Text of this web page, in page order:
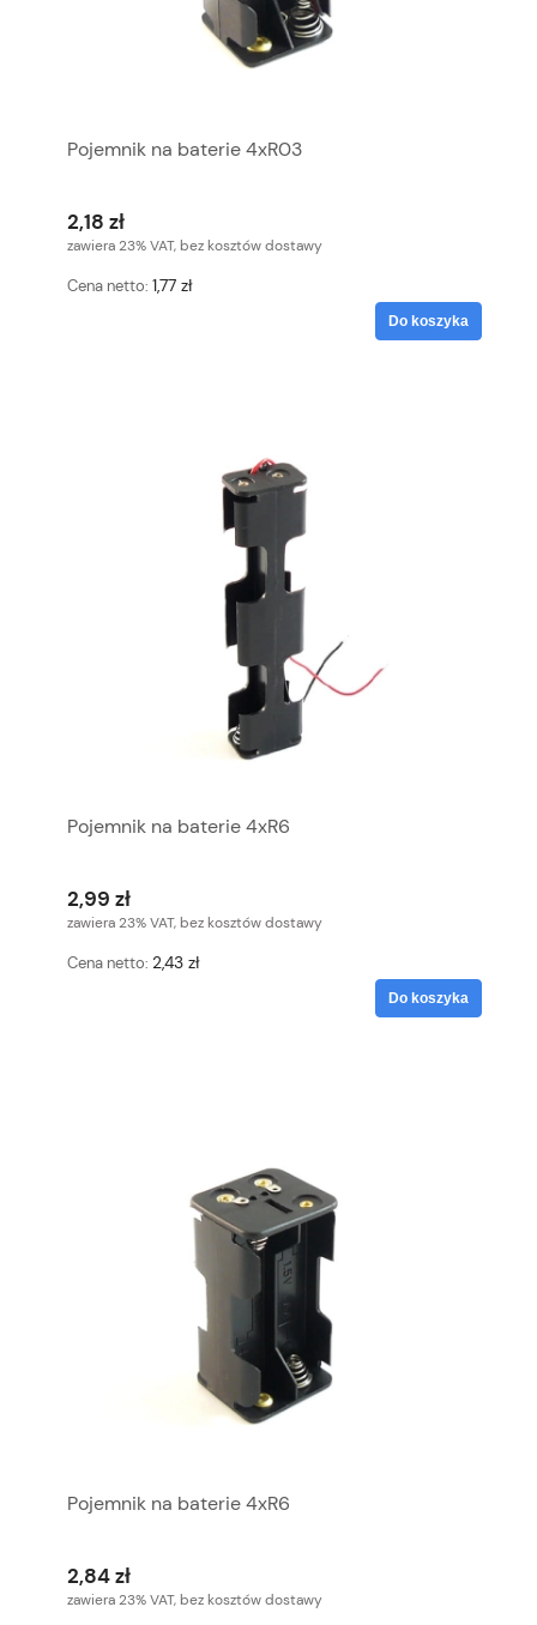
Pojemnik na baterie 4xR03
2,18 zł
zawiera 23% VAT, bez kosztów dostawy
Cena netto: 1,77 zł
Do koszyka
Pojemnik na baterie 4xR6
2,99 zł
zawiera 23% VAT, bez kosztów dostawy
Cena netto: 2,43 zł
Do koszyka
Pojemnik na baterie 4xR6
2,84 zł
zawiera 23% VAT, bez kosztów dostawy